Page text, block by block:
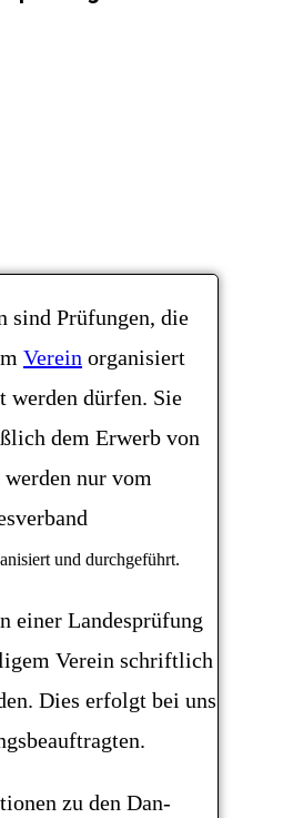
sind Prüfungen, die
Verein organisiert
werden dürfen. Sie
dem Erwerb von
nur vom
und durchgeführt.
einer Landesprüfung
Verein schriftlich
Dies erfolgt bei uns
zu den Dan-